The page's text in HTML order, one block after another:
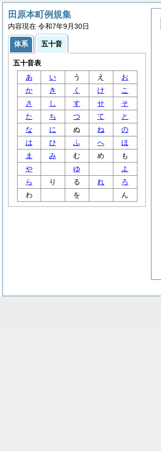
田原本町例規集
内容現在 令和7年9月30日
体系 五十音
五十音表
あ
い う え
お
か
き く け
こ
さ
し す せ
そ
た
ち つ て
と
な
に ぬ ね
の
は
ひ ふ へ
ほ
ま
み む め
も
や
ゆ
よ
ら
り る れ
ろ
わ
を ん